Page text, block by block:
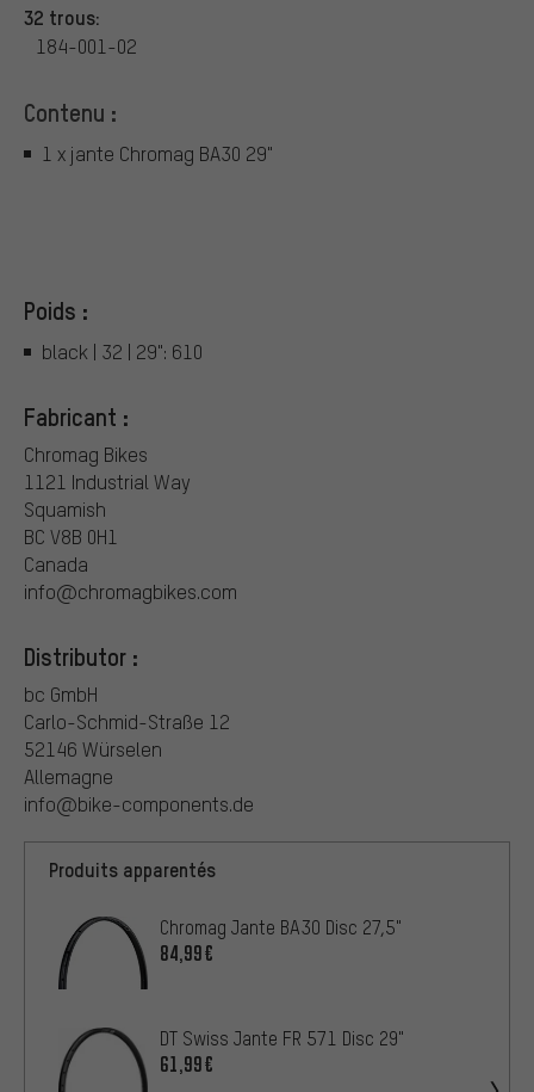
32 trous:
184-001-02
Contenu :
1 x jante Chromag BA30 29"
Poids :
black | 32 | 29": 610
Fabricant :
Chromag Bikes
1121 Industrial Way
Squamish
BC V8B 0H1
Canada
info@chromagbikes.com
Distributor :
bc GmbH
Carlo-Schmid-Straße 12
52146 Würselen
Allemagne
info@bike-components.de
Produits apparentés
Chromag Jante BA30 Disc 27,5"
84,99€
DT Swiss Jante FR 571 Disc 29"
61,99€